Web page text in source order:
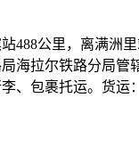
488公里，离满洲
海拉尔铁路分局管
、包裹托运。货运